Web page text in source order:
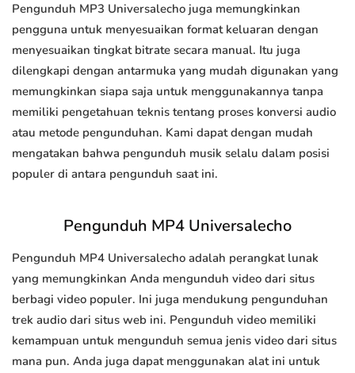
Pengunduh MP3 Universalecho juga memungkinkan
pengguna untuk menyesuaikan format keluaran dengan
menyesuaikan tingkat bitrate secara manual. Itu juga
dilengkapi dengan antarmuka yang mudah digunakan yang
memungkinkan siapa saja untuk menggunakannya tanpa
memiliki pengetahuan teknis tentang proses konversi audio
atau metode pengunduhan. Kami dapat dengan mudah
mengatakan bahwa pengunduh musik selalu dalam posisi
populer di antara pengunduh saat ini.
Pengunduh MP4 Universalecho
Pengunduh MP4 Universalecho adalah perangkat lunak
yang memungkinkan Anda mengunduh video dari situs
berbagi video populer. Ini juga mendukung pengunduhan
trek audio dari situs web ini. Pengunduh video memiliki
kemampuan untuk mengunduh semua jenis video dari situs
mana pun. Anda juga dapat menggunakan alat ini untuk